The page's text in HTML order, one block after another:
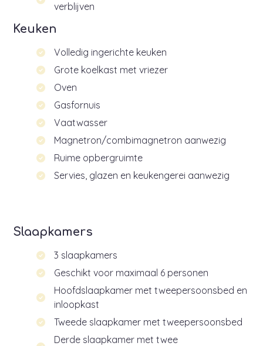
verblijven
Keuken
Volledig ingerichte keuken
Grote koelkast met vriezer
Oven
Gasfornuis
Vaatwasser
Magnetron/combimagnetron aanwezig
Ruime opbergruimte
Servies, glazen en keukengerei aanwezig
Slaapkamers
3 slaapkamers
Geschikt voor maximaal 6 personen
Hoofdslaapkamer met tweepersoonsbed en
inloopkast
Tweede slaapkamer met tweepersoonsbed
Derde slaapkamer met twee